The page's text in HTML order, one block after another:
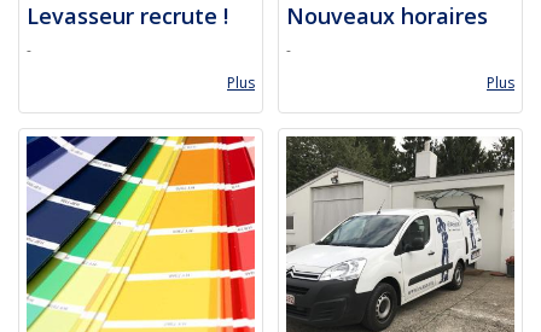
Levasseur recrute !
-
Plus
Nouveaux horaires
-
Plus